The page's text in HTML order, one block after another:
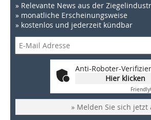
» Relevante News aus der
» monatliche Erscheinungsweise
» kostenlos und jederzeit kündbar
Anti-Roboter-
Hier klicken
Friendly
» Melden Sie sich jetzt